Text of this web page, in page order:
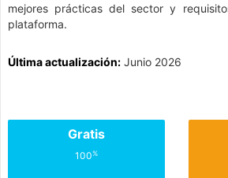
mejores prácticas del sector y
plataforma.
Última actualización: Junio 2026
Gratis
100%